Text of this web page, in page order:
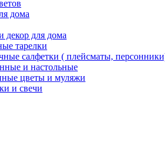
дома
декор для дома
тарелки
салфетки ( плейсматы,
и настольные
цветы и муляжи
и свечи